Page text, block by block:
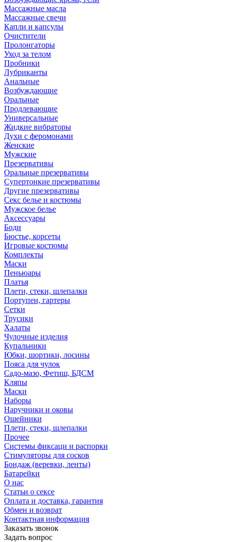
Массажные масла
Массажные свечи
Капли и капсулы
Очистители
Пролонгаторы
Уход за телом
Пробники
Лубриканты
Анальные
Возбуждающие
Оральные
Продлевающие
Универсальные
Жидкие вибраторы
Духи с феромонами
Женские
Мужские
Презервативы
Оральные презервативы
Супертонкие презервативы
Другие презервативы
Секс белье и костюмы
Мужское белье
Аксессуары
Боди
Бюстье, корсеты
Игровые костюмы
Комплекты
Маски
Пеньюары
Платья
Плети, стеки, шлепалки
Портупеи, гартеры
Сетки
Трусики
Халаты
Чулочные изделия
Купальники
Юбки, шортики, лосины
Пояса для чулок
Садо-мазо, Фетиш, БДСМ
Кляпы
Маски
Наборы
Наручники и оковы
Ошейники
Плети, стеки, шлепалки
Прочее
Системы фиксаци и распорки
Стимуляторы для сосков
Бондаж (веревки, ленты)
Батарейки
О нас
Статьи о сексе
Оплата и доставка, гарантия
Обмен и возврат
Контактная информация
Заказать звонок
Задать вопрос